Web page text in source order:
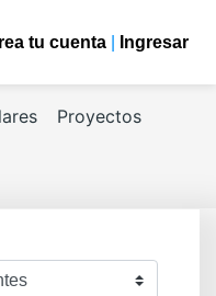
tu cuenta| Ingresar
Proyectos